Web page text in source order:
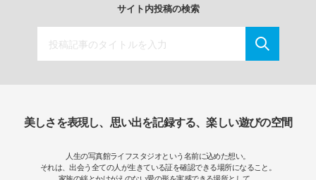
サイト内投稿の検索
美しさを表現し、思い出を記録する、楽しい遊びの空間
人生の写真館ライフスタジオという名前に込めた想い。
それは、出会う全ての人が生きている証を確認できる場所になること。